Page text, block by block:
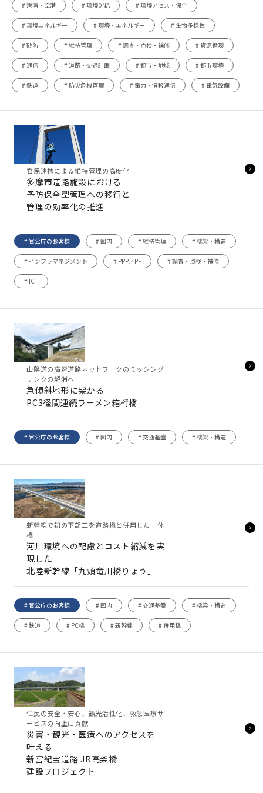
# 港湾・空港 # 環境DNA # 環境アセス・保全
# 環境エネルギー # 環境・エネルギー # 生物多様性
# 砂防 # 維持管理 # 調査・点検・補修 # 資源循環
# 通信 # 道路・交通計画 # 都市・地域 # 都市環境
# 鉄道 # 防災危機管理 # 電力・情報通信 # 電気設備
官民連携による維持管理の高度化
多摩市道路施設における
予防保全型管理への移行と
管理の効率化の推進
# 官公庁のお客様 # 国内 # 維持管理 # 橋梁・構造
# インフラマネジメント # PPP／PF # 調査・点検・補修
# ICT
山陰道の高速道路ネットワークのミッシング
リンクの解消へ
急傾斜地形に架かる
PC3径間連続ラーメン箱桁橋
# 官公庁のお客様 # 国内 # 交通基盤 # 橋梁・構造
新幹線で初の下部工を道路橋と併用した一体
橋
河川環境への配慮とコスト縮減を実
現した
北陸新幹線「九頭竜川橋りょう」
# 官公庁のお客様 # 国内 # 交通基盤 # 橋梁・構造
# 鉄道 # PC橋 # 新幹線 # 併用橋
住民の安全・安心、観光活性化、救急医療サ
ービスの向上に貢献
災害・観光・医療へのアクセスを
叶える
新宮紀宝道路 JR高架橋
建設プロジェクト